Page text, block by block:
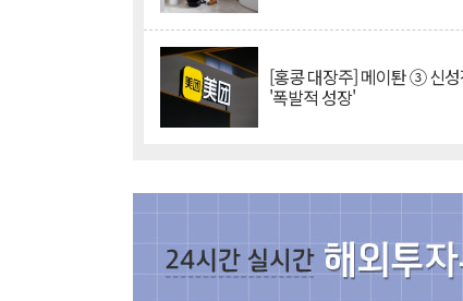
[홍콩 대장주] 메이퇀 ③ 신
'폭발적 성장'